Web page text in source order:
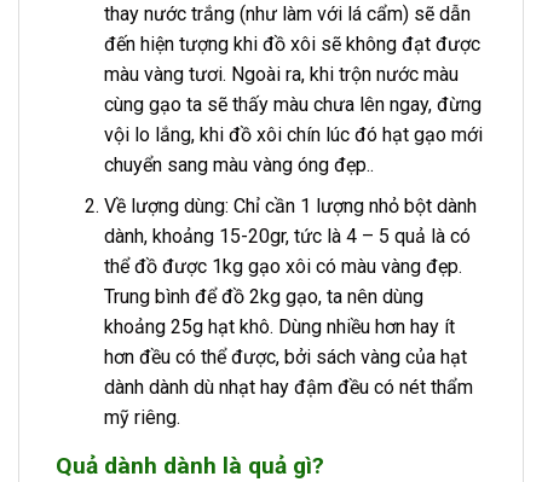
thay nước trắng (như làm với lá cẩm) sẽ dẫn
đến hiện tượng khi đồ xôi sẽ không đạt được
màu vàng tươi. Ngoài ra, khi trộn nước màu
cùng gạo ta sẽ thấy màu chưa lên ngay, đừng
vội lo lắng, khi đồ xôi chín lúc đó hạt gạo mới
chuyển sang màu vàng óng đẹp..
Về lượng dùng: Chỉ cần 1 lượng nhỏ bột dành
dành, khoảng 15-20gr, tức là 4 – 5 quả là có
thể đồ được 1kg gạo xôi có màu vàng đẹp.
Trung bình để đồ 2kg gạo, ta nên dùng
khoảng 25g hạt khô. Dùng nhiều hơn hay ít
hơn đều có thể được, bởi sách vàng của hạt
dành dành dù nhạt hay đậm đều có nét thẩm
mỹ riêng.
Quả dành dành là quả gì?